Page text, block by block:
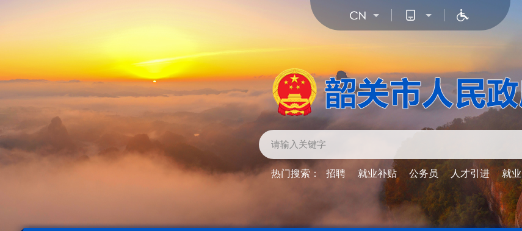
热门搜索： 招聘 就业补贴 公务员 人才引进 就业